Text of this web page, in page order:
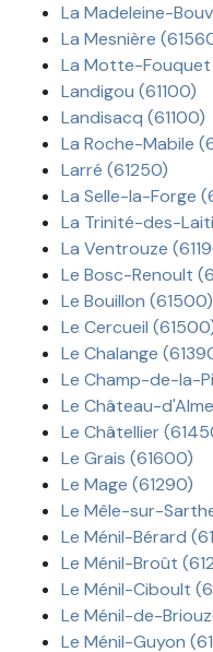
La Madeleine-
La Mesnière
La Motte-
Landigou (61100)
Landisacq (61100)
La Roche-Mabile
Larré (61250)
La Selle-la-Forge
La Trinité-des-
La Ventrouze
Le Bosc-Renoult
Le Bouillon (61500)
Le Cercueil
Le Chalange
Le Champ-de-la-
Le Château-
Le Châtellier
Le Grais (61600)
Le Mage (61290)
Le Mêle-sur-
Le Ménil-Bérard
Le Ménil-Broût
Le Ménil-Ciboult
Le Ménil-de-
Le Ménil-Guyon